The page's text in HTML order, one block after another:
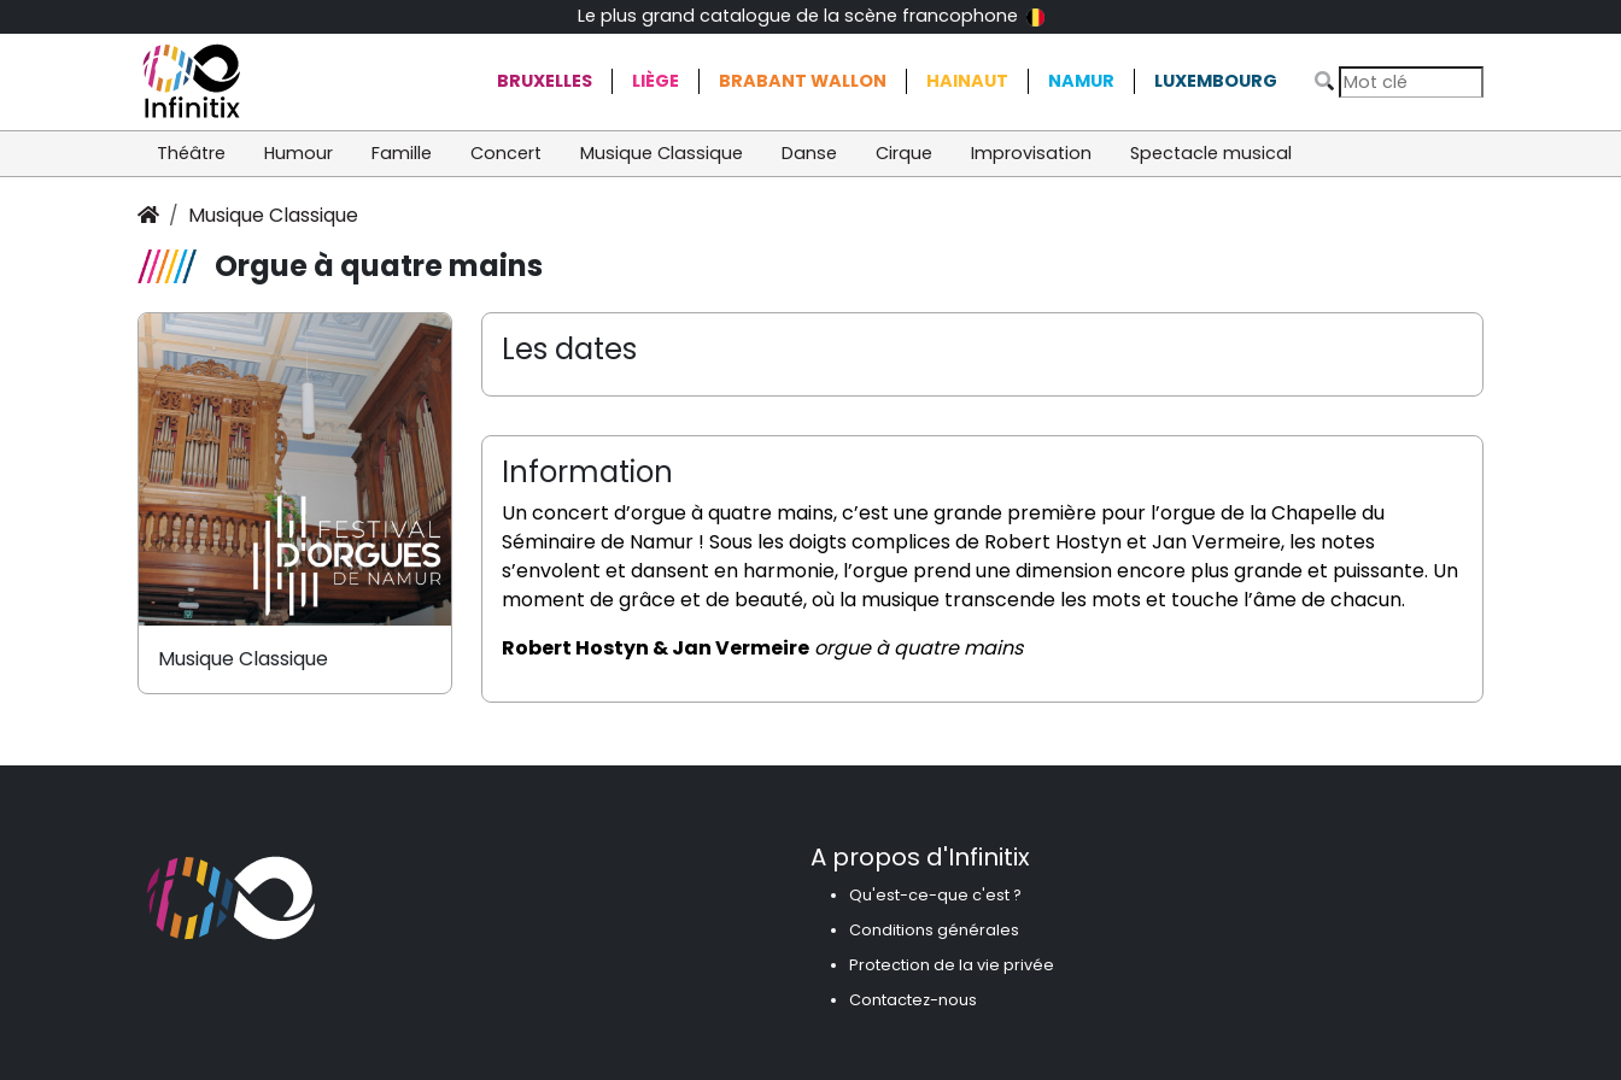
Le plus grand catalogue de la scène francophone
BRUXELLES LIÈGE BRABANT WALLON HAINAUT NAMUR LUXEMBOURG
Théâtre Humour Famille Concert Musique Classique Danse Cirque Improvisation Spectacle musical
Musique Classique
Orgue à quatre mains
Les dates
Information
Un concert d’orgue à quatre mains, c’est une grande première pour l’orgue de la Chapelle du
Séminaire de Namur ! Sous les doigts complices de Robert Hostyn et Jan Vermeire, les notes
s’envolent et dansent en harmonie, l’orgue prend une dimension encore plus grande et puissante. Un
moment de grâce et de beauté, où la musique transcende les mots et touche l’âme de chacun.
Robert Hostyn &Jan Vermeire orgue à quatre mains
Musique Classique
A propos d'Infinitix
Qu'est-ce-que c'est ?
Conditions générales
Protection de la vie privée
Contactez-nous